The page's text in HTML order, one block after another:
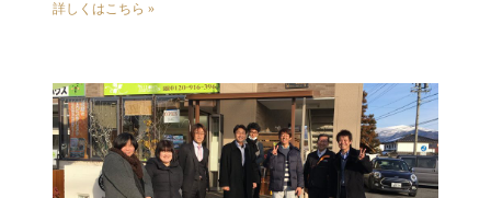
詳しくはこちら »